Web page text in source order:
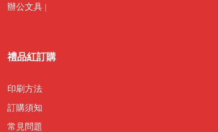
辦公文具 |
禮品紅訂購
印刷方法
訂購須知
常見問題